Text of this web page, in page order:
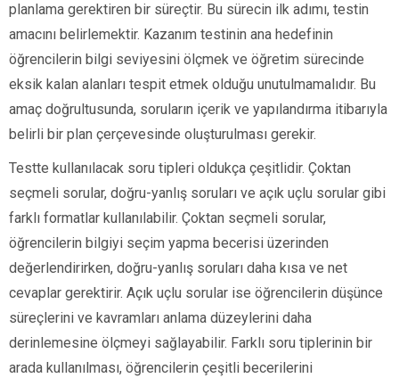
planlama gerektiren bir süreçtir. Bu sürecin ilk adımı, testin
amacını belirlemektir. Kazanım testinin ana hedefinin
öğrencilerin bilgi seviyesini ölçmek ve öğretim sürecinde
eksik kalan alanları tespit etmek olduğu unutulmamalıdır. Bu
amaç doğrultusunda, soruların içerik ve yapılandırma itibarıyla
belirli bir plan çerçevesinde oluşturulması gerekir.
Testte kullanılacak soru tipleri oldukça çeşitlidir. Çoktan
seçmeli sorular, doğru-yanlış soruları ve açık uçlu sorular gibi
farklı formatlar kullanılabilir. Çoktan seçmeli sorular,
öğrencilerin bilgiyi seçim yapma becerisi üzerinden
değerlendirirken, doğru-yanlış soruları daha kısa ve net
cevaplar gerektirir. Açık uçlu sorular ise öğrencilerin düşünce
süreçlerini ve kavramları anlama düzeylerini daha
derinlemesine ölçmeyi sağlayabilir. Farklı soru tiplerinin bir
arada kullanılması, öğrencilerin çeşitli becerilerini